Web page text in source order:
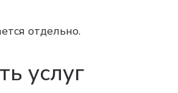
отдельно.
услуг